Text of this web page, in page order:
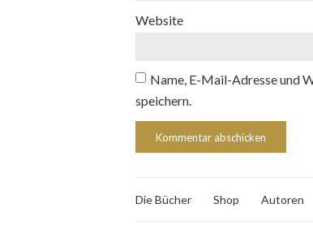
Website
Name, E-Mail-Adresse und
speichern.
Die Bücher Shop Autoren